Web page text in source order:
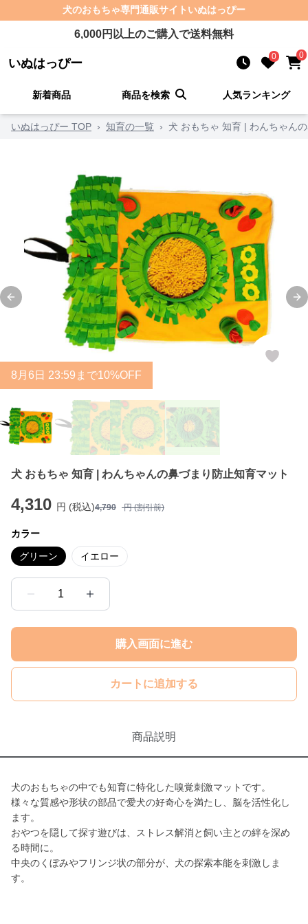
犬のおもちゃ専門通販サイト いぬはっぴー
6,000円以上のご購入で送料無料
いぬはっぴー 0 0
新着商品 商品を検索 人気ランキング
いぬはっぴー TOP › 知育の一覧 › 犬 おもちゃ 知育 | わんちゃん
Previous slide
8 月 6 日 23:59まで10%OFF
犬 おもちゃ 知育 | わんちゃんの鼻づまり防止知育マット
4,310 円 (税込)4,790 円 (割引前)
カラー
グリーン イエロー
1
購入画面に進む
カートに追加する
商品説明
犬のおもちゃの中でも知育に特化した嗅覚刺激マットです。
様々な質感や形状の部品で愛犬の好奇心を満たし、脳を活性化し
ます。
おやつを隠して探す遊びは、ストレス解消と飼い主との絆を深め
る時間に。
中央のくぼみやフリンジ状の部分が、犬の探索本能を刺激しま
す。